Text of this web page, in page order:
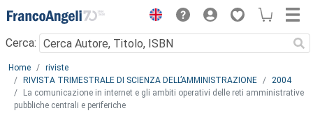
Menu
Cerca:
Main content
Home
riviste
RIVISTA TRIMESTRALE DI SCIENZA DELL’AMMINISTRAZIONE
2004
La comunicazione in internet e gli ambiti operativi delle reti amministrative
pubbliche centrali e periferiche